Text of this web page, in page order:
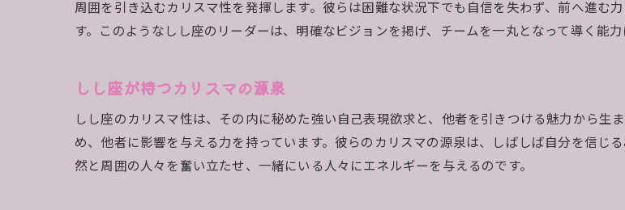
占星術が示すしし座の改善ポイン
周囲を引き込むカリスマ性を発揮します。彼らは困難な状況下でも自信を失わず、前へ進む
す。このようなしし座のリーダーは、明確なビジョンを掲げ、チームを一丸となって導く能力
しし座が持つカリスマの源泉
しし座のカリスマ性は、その内に秘めた強い自己表現欲求と、他者を引きつける魅力から生
め、他者に影響を与える力を持っています。彼らのカリスマの源泉は、しばしば自分を信じ
然と周囲の人々を奮い立たせ、一緒にいる人々にエネルギーを与えるのです。